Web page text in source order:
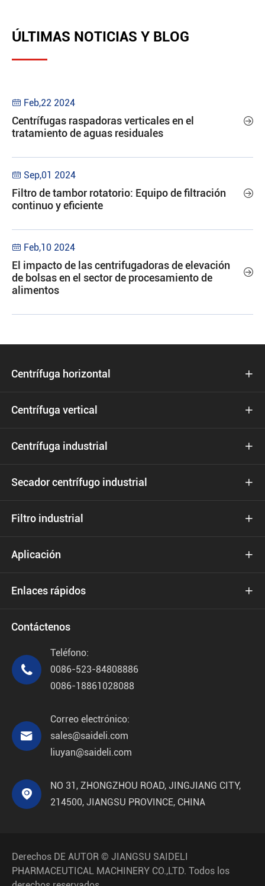
ÚLTIMAS NOTICIAS Y BLOG
 Feb,22 2024
Centrífugas raspadoras verticales en el
tratamiento de aguas residuales

 Sep,01 2024
Filtro de tambor rotatorio: Equipo de filtración
continuo y eficiente

 Feb,10 2024
El impacto de las centrifugadoras de elevación
de bolsas en el sector de procesamiento de
alimentos

Centrífuga horizontal 
Centrífuga vertical 
Centrífuga industrial 
Secador centrífugo industrial 
Filtro industrial 
Aplicación 
Enlaces rápidos 
Contáctenos

Teléfono:
0086-523-84808886
0086-18861028088

Correo electrónico:
sales@saideli.com
liuyan@saideli.com

NO 31, ZHONGZHOU ROAD, JINGJIANG CITY,
214500, JIANGSU PROVINCE, CHINA
Derechos DE AUTOR © JIANGSU SAIDELI
PHARMACEUTICAL MACHINERY CO.,LTD. Todos los